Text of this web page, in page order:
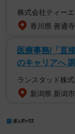
株式会社ティー
香川県 善通
医療事務/「直
のキャリアへ
ランスタッド株
新潟県 新潟市